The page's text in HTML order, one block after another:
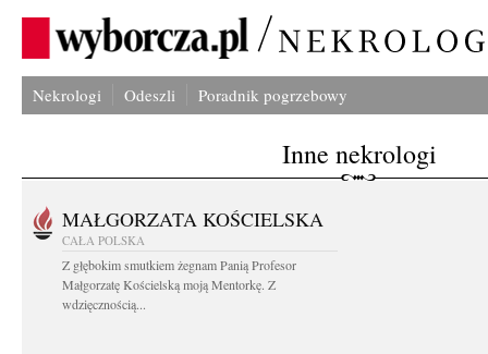
Nekrologi Odeszli Poradnik pogrzebowy
Inne nekrologi
MAŁGORZATA KOŚCIELSKA
CAŁA POLSKA
Z głębokim smutkiem żegnam Panią Profesor
Małgorzatę Kościelską moją Mentorkę. Z
wdzięcznością...